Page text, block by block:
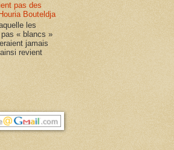
pas des
Bouteldja
les
« blancs »
jamais
revient